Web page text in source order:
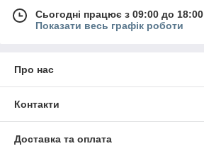
Сьогодні працює з 09:00 до 18:00
Показати весь графік роботи
Про нас
Контакти
Доставка та оплата